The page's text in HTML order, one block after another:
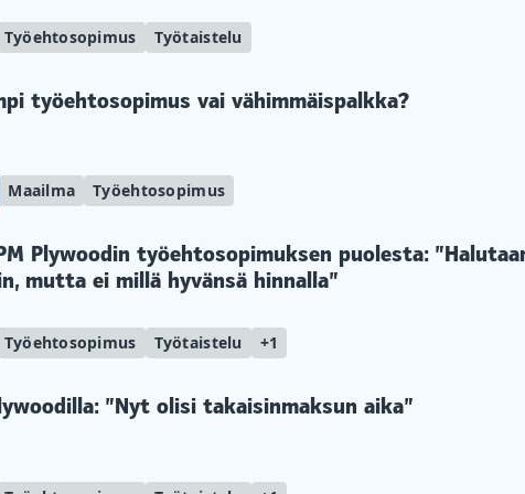
Työehtosopimus Työtaistelu
työehtosopimus vai vähimmäispalkka?
Maailma Työehtosopimus
Plywoodin työehtosopimuksen puolesta:
mutta ei millä hyvänsä hinnalla”
Työehtosopimus Työtaistelu +1
”Nyt olisi takaisinmaksun aika”